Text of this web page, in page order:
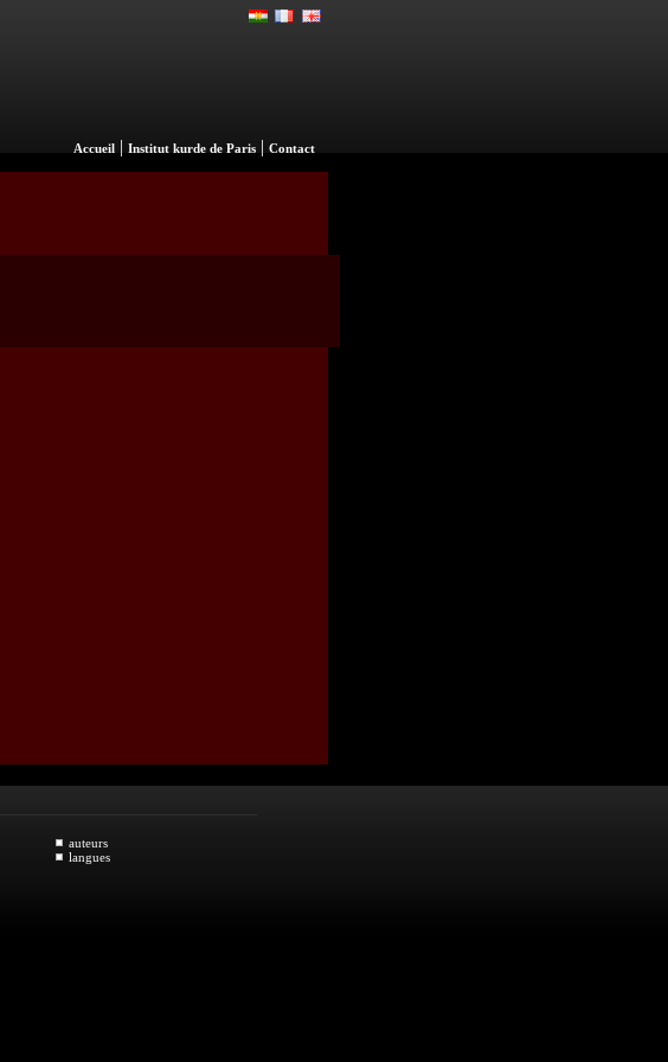
Accueil | Institut kurde de Paris | Contact
auteurs
langues